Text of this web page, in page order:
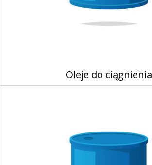
Oleje do ciągnienia